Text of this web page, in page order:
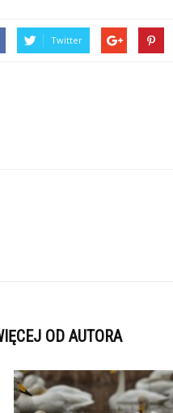
Twitter
OD AUTORA